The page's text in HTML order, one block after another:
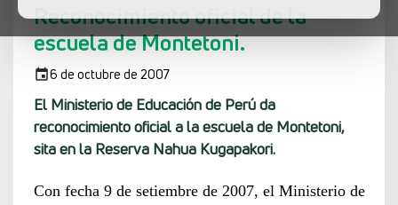
Reconocimiento oficial de la
escuela de Montetoni.
6 de octubre de 2007
El Ministerio de Educación de Perú da
reconocimiento oficial a la escuela de Montetoni,
sita en la Reserva Nahua Kugapakori.
Con fecha 9 de setiembre de 2007, el Ministerio de